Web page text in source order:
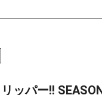
リッパー!!